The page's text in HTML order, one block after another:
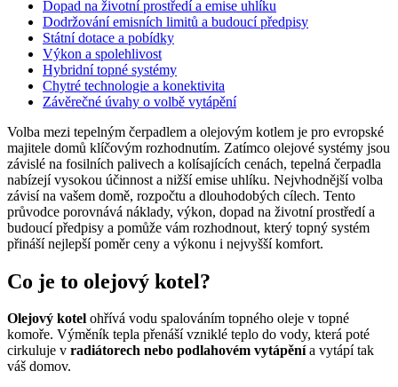
Dopad na životní prostředí a emise uhlíku
Dodržování emisních limitů a budoucí předpisy
Státní dotace a pobídky
Výkon a spolehlivost
Hybridní topné systémy
Chytré technologie a konektivita
Závěrečné úvahy o volbě vytápění
Volba mezi tepelným čerpadlem a olejovým kotlem je pro evropské
majitele domů klíčovým rozhodnutím. Zatímco olejové systémy jsou
závislé na fosilních palivech a kolísajících cenách, tepelná čerpadla
nabízejí vysokou účinnost a nižší emise uhlíku. Nejvhodnější volba
závisí na vašem domě, rozpočtu a dlouhodobých cílech. Tento
průvodce porovnává náklady, výkon, dopad na životní prostředí a
budoucí předpisy a pomůže vám rozhodnout, který topný systém
přináší nejlepší poměr ceny a výkonu i nejvyšší komfort.
Co je to olejový kotel?
Olejový kotel ohřívá vodu spalováním topného oleje v topné
komoře. Výměník tepla přenáší vzniklé teplo do vody, která poté
cirkuluje v radiátorech nebo podlahovém vytápěnía vytápí tak
váš domov.